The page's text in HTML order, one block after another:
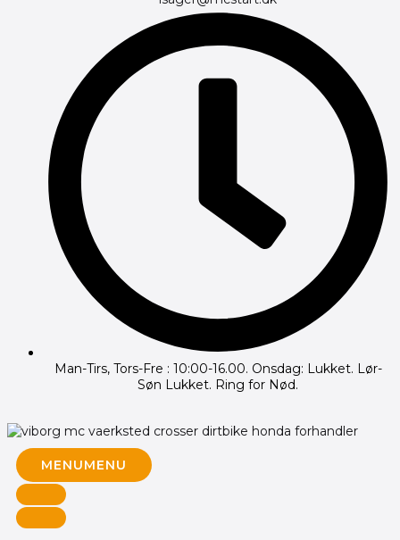
Man-Tirs, Tors-Fre : 10:00-16.00. Onsdag: Lukket. Lør-
Søn Lukket. Ring for Nød.
MENUMENU